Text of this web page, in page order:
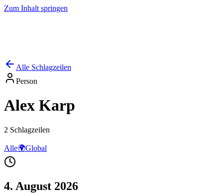
Zum Inhalt springen
Alle Schlagzeilen
Person
Alex Karp
2 Schlagzeilen
Alle🌍Global
4. August 2026